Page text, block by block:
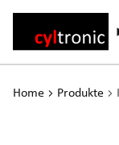
Home Produkte